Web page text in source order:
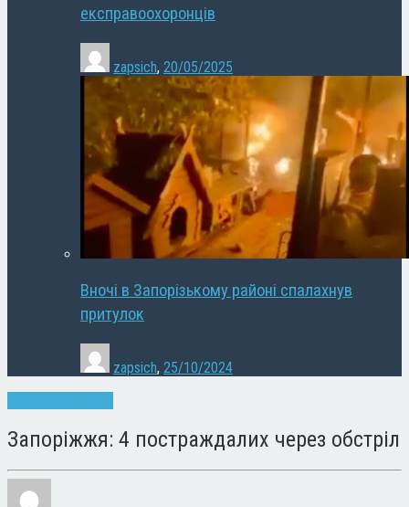
експравоохоронців
zapsich, 20/05/2025
Вночі в Запорізькому районі спалахнув
притулок
zapsich, 25/10/2024
Запоріжжя: 4 постраждалих через обстріл